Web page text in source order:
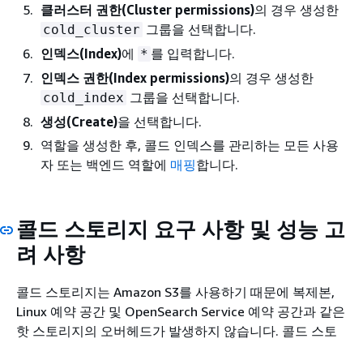
클러스터 권한(Cluster permissions)의 경우 생성한
cold_cluster 그룹을 선택합니다.
인덱스(Index)에 * 를 입력합니다.
인덱스 권한(Index permissions)의 경우 생성한
cold_index 그룹을 선택합니다.
생성(Create)을 선택합니다.
역할을 생성한 후, 콜드 인덱스를 관리하는 모든 사용
자 또는 백엔드 역할에 매핑합니다.
콜드 스토리지 요구 사항 및 성능 고
려 사항
콜드 스토리지는 Amazon S3를 사용하기 때문에 복제본,
Linux 예약 공간 및 OpenSearch Service 예약 공간과 같은
핫 스토리지의 오버헤드가 발생하지 않습니다. 콜드 스토